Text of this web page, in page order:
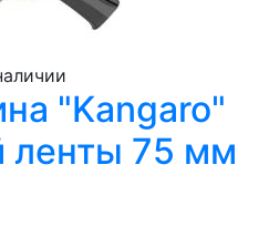
"Kangaro"
ленты 75 мм